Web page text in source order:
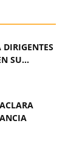
SU...